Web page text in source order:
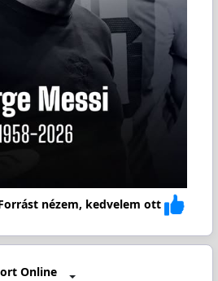
nézem, kedvelem ott
Online